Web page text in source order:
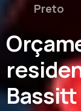
Preto
Bassitt